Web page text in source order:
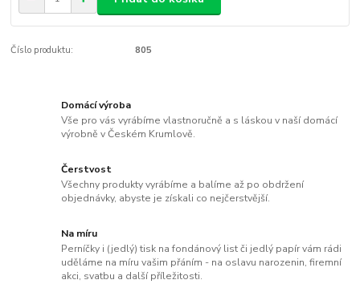
Číslo produktu: 805
Domácí výroba
Vše pro vás vyrábíme vlastnoručně a s láskou v naší domácí
výrobně v Českém Krumlově.
Čerstvost
Všechny produkty vyrábíme a balíme až po obdržení
objednávky, abyste je získali co nejčerstvější.
Na míru
Perníčky i (jedlý) tisk na fondánový list či jedlý papír vám rádi
uděláme na míru vašim přáním - na oslavu narozenin, firemní
akci, svatbu a další příležitosti.